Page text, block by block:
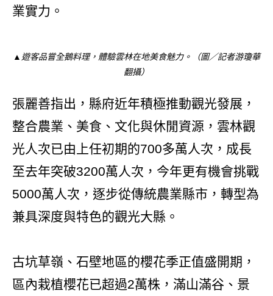
業實力。
▲遊客品嘗全鵝料理，體驗雲林在地美食魅力。（圖／記者游瓊華
翻攝）
張麗善指出，縣府近年積極推動觀光發展，
整合農業、美食、文化與休閒資源，雲林觀
光人次已由上任初期的700多萬人次，成長
至去年突破3200萬人次，今年更有機會挑戰
5000萬人次，逐步從傳統農業縣市，轉型為
兼具深度與特色的觀光大縣。
古坑草嶺、石壁地區的櫻花季正值盛開期，
區內栽植櫻花已超過2萬株，滿山滿谷、景